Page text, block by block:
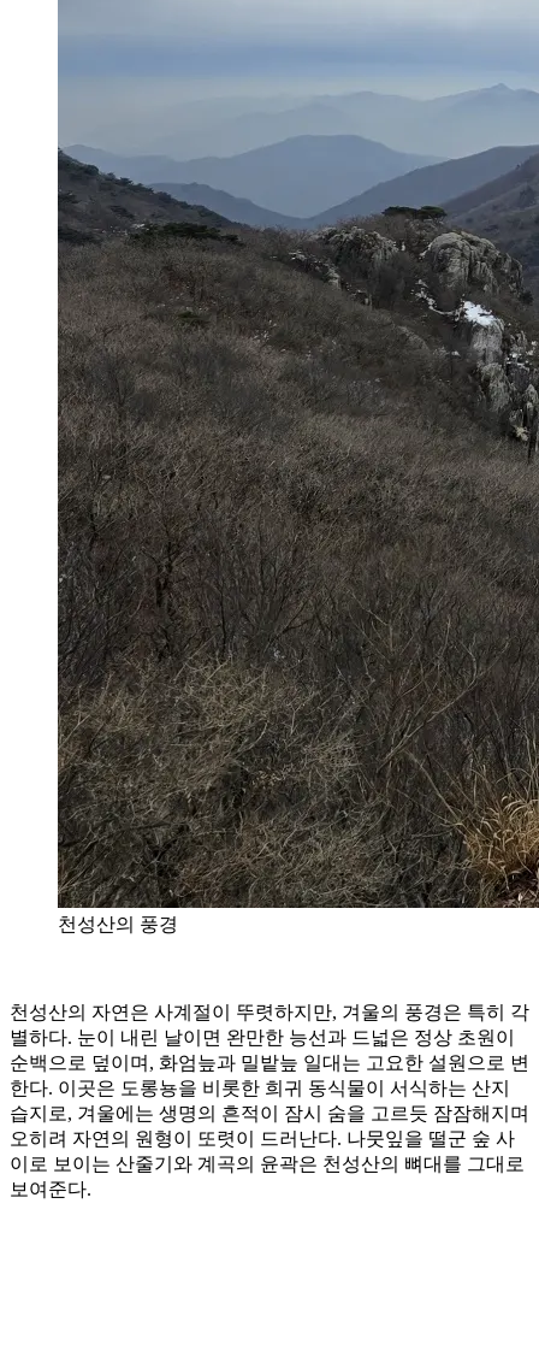
천성산의 풍경
천성산의 자연은 사계절이 뚜렷하지만, 겨울의 풍경은 특히 각
별하다. 눈이 내린 날이면 완만한 능선과 드넓은 정상 초원이
순백으로 덮이며, 화엄늪과 밀밭늪 일대는 고요한 설원으로 변
한다. 이곳은 도롱뇽을 비롯한 희귀 동식물이 서식하는 산지
습지로, 겨울에는 생명의 흔적이 잠시 숨을 고르듯 잠잠해지며
오히려 자연의 원형이 또렷이 드러난다. 나뭇잎을 떨군 숲 사
이로 보이는 산줄기와 계곡의 윤곽은 천성산의 뼈대를 그대로
보여준다.